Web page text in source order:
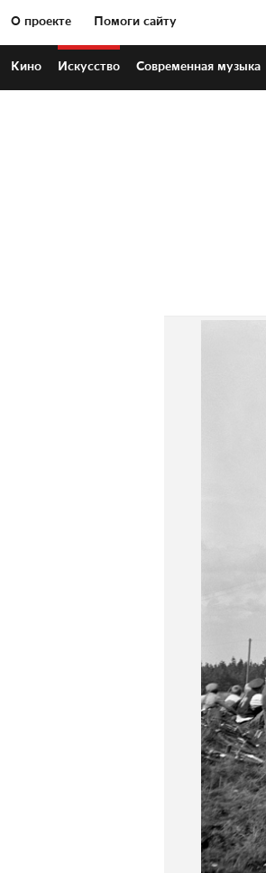
О проекте Помоги сайту
Кино Искусство Современная музыка